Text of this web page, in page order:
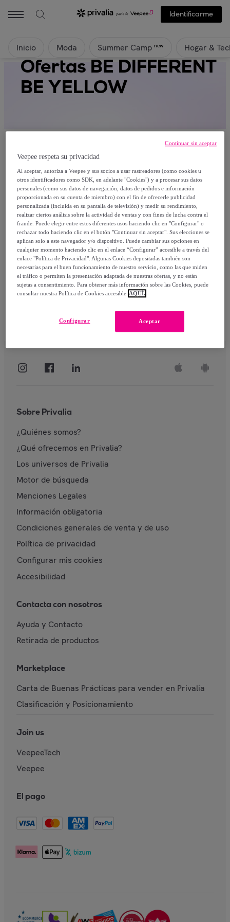
Identificarme
Inicio Moda Summer Camp new Hogar &
Ofertas BE DIFFERENT
BE YELLOW
Actualmente no hay productos disponibles.
Regístrate y accede a todos los productos visibles
para nuestros miembros.
Identificarme
Sobre Privalia
¿Quiénes somos?
¿Qué ofrecemos en Privalia?
Los universos de Privalia
Motor de búsqueda
Menciones Legales
Información obligatoria
Condiciones generales de venta y de uso
Política de privacidad
Configurar mis cookies
Accesibilidad
Contacta con nosotros
Ayuda y Contacto
Retirada de productos
Marketplace
Carta de Buenas Prácticas para vender en Privalia
Clasificación y Posicionamiento
Join us
VeepeeTech
Veepee
El pago
Veepee respeta su privacidad
Al aceptar, autoriza a Veepee y sus socios a usar rastreadores (como cookies u
otros identificadores como SDK, en adelante "Cookies") y a procesar sus datos
personales (como sus datos de navegación, datos de pedidos e información
proporcionada en su cuenta de miembro) con el fin de ofrecerle publicidad
personalizada (incluida en su pantalla de televisión) y medir su rendimiento,
realizar ciertos análisis sobre la actividad de ventas y con fines de lucha contra el
fraude. Puede elegir entre estos diferentes usos haciendo clic en "Configurar" o
rechazar todo haciendo clic en el botón "Continuar sin aceptar". Sus elecciones se
aplican solo a este navegador y/o dispositivo. Puede cambiar sus opciones en
cualquier momento haciendo clic en el enlace “Configurar” accesible a través del
enlace "Política de Privacidad". Algunas Cookies depositadas también son
necesarias para el buen funcionamiento de nuestro servicio, como las que miden
el tráfico o permiten la presentación adaptada de nuestras ofertas, y no están
sujetas a consentimiento. Para obtener más información sobre las Cookies, puede
consultar nuestra Política de Cookies accesible AQUÍ.
Aceptar
Configurar
Continuar sin aceptar